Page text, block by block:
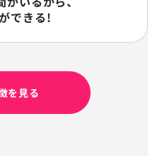
できる!
を見る